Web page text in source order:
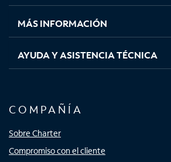
nuevanuevanuevanueva
MÁS INFORMACIÓN
AYUDA Y ASISTENCIA TÉCNICA
COMPAÑÍA
Sobre Charter
Compromiso con el cliente